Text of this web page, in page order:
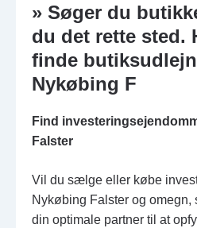
» Søger du
du det rette sted.
finde
Nykøbing F
Find
Falster
Vil du sælge eller købe
Nykøbing Falster og omegn,
din optimale partner til at